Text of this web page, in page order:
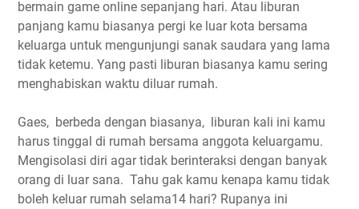
bermain game online sepanjang hari. Atau liburan
panjang kamu biasanya pergi ke luar kota bersama
keluarga untuk mengunjungi sanak saudara yang lama
tidak ketemu. Yang pasti liburan biasanya kamu sering
menghabiskan waktu diluar rumah.
Gaes, berbeda dengan biasanya, liburan kali ini kamu
harus tinggal di rumah bersama anggota keluargamu.
Mengisolasi diri agar tidak berinteraksi dengan banyak
orang di luar sana. Tahu gak kamu kenapa kamu tidak
boleh keluar rumah selama14 hari? Rupanya ini